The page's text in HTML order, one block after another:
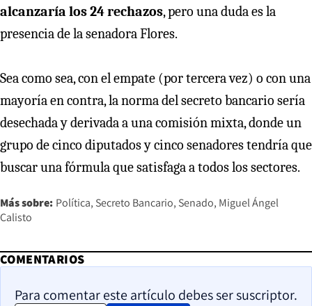
alcanzaría los 24 rechazos, pero una duda es la
presencia de la senadora Flores.
Sea como sea, con el empate (por tercera vez) o con una
mayoría en contra, la norma del secreto bancario sería
desechada y derivada a una comisión mixta, donde un
grupo de cinco diputados y cinco senadores tendría que
buscar una fórmula que satisfaga a todos los sectores.
Más sobre: Política Secreto Bancario Senado Miguel Ángel
Calisto
COMENTARIOS
Para comentar este artículo debes ser suscriptor.